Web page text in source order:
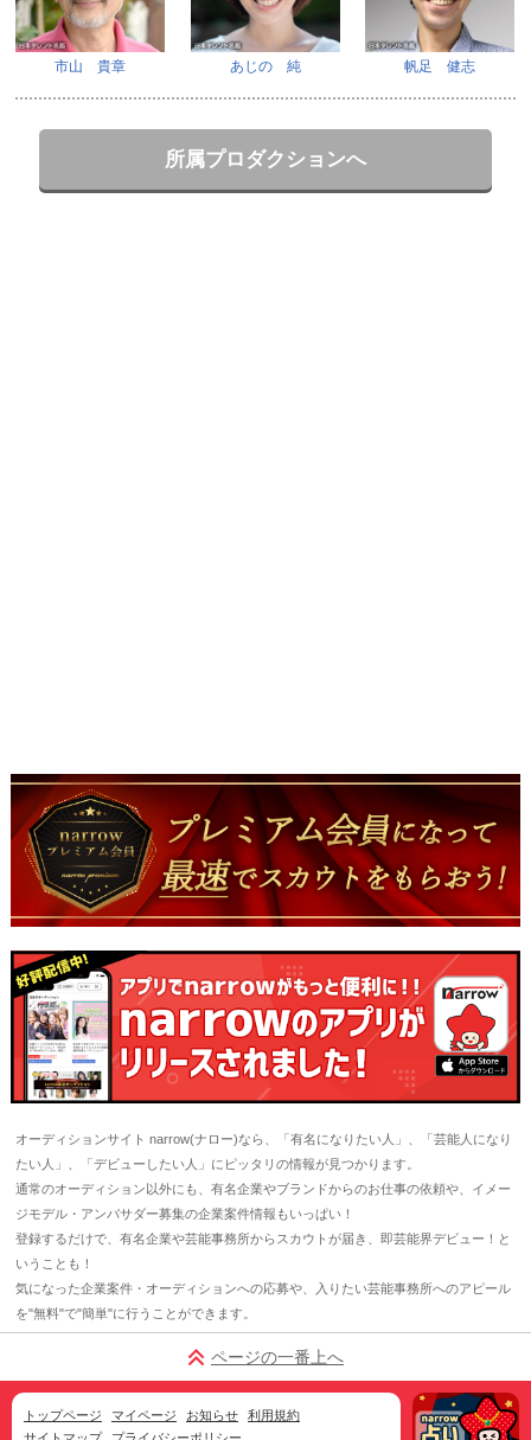
市山 貴章 あじの 純 帆足 健志
所属プロダクションへ
オーディションサイト narrow(ナロー)なら、「有名になりたい人」、「芸能人になり
たい人」、「デビューしたい人」にピッタリの情報が見つかります。
通常のオーディション以外にも、有名企業やブランドからのお仕事の依頼や、イメー
ジモデル・アンバサダー募集の企業案件情報もいっぱい！
登録するだけで、有名企業や芸能事務所からスカウトが届き、即芸能界デビュー！と
いうことも！
気になった企業案件・オーディションへの応募や、入りたい芸能事務所へのアピール
を"無料"で"簡単"に行うことができます。
ページの一番上へ
トップページ マイページ お知らせ
利用規約